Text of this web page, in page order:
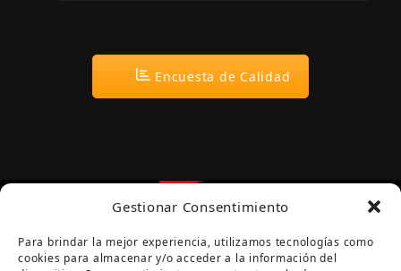
Gestionar Consentimiento
Para brindar la mejor experiencia, utilizamos tecnologías como
cookies para almacenar y/o acceder a la información del
Encuesta de Calidad